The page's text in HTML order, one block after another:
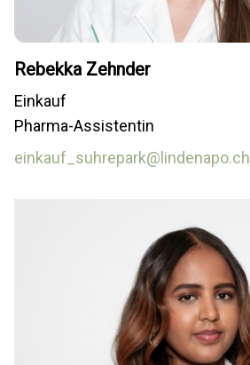
Rebekka Zehnder
Einkauf
Pharma-Assistentin
einkauf_suhrepark@lindenapo.ch